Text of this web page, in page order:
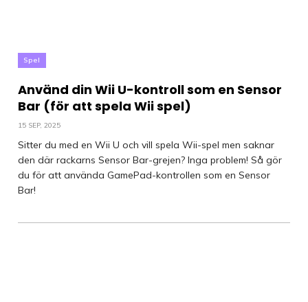
Spel
Använd din Wii U-kontroll som en Sensor
Bar (för att spela Wii spel)
15 SEP, 2025
Sitter du med en Wii U och vill spela Wii-spel men saknar
den där rackarns Sensor Bar-grejen? Inga problem! Så gör
du för att använda GamePad-kontrollen som en Sensor
Bar!